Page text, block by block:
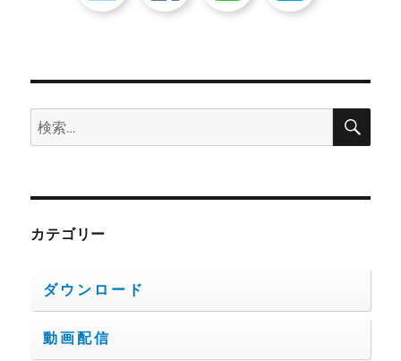
検
索:
検
カテゴリー
ダウンロード
動画配信